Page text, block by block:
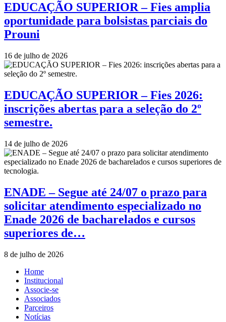
EDUCAÇÃO SUPERIOR – Fies amplia
oportunidade para bolsistas parciais do
Prouni
16 de julho de 2026
EDUCAÇÃO SUPERIOR – Fies 2026:
inscrições abertas para a seleção do 2º
semestre.
14 de julho de 2026
ENADE – Segue até 24/07 o prazo para
solicitar atendimento especializado no
Enade 2026 de bacharelados e cursos
superiores de…
8 de julho de 2026
Home
Institucional
Associe-se
Associados
Parceiros
Notícias